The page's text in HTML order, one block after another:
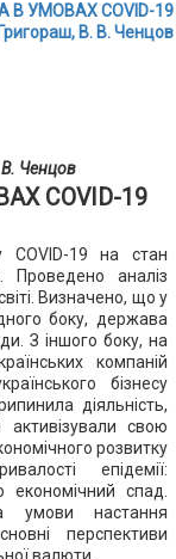
В УМОВАХ COVID-19
В. В. Ченцов
Ченцов
COVID-19
COVID-19 на стан
Проведено аналіз
Визначено, що у
боку, держава
З іншого боку, на
компаній
бізнесу
діяльність,
активізували свою
розвитку
епідемії:
економічний спад.
умови настання
перспективи
валюти.